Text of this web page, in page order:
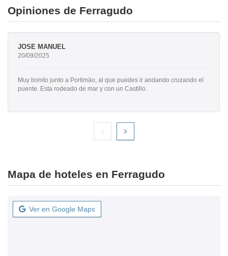
Opiniones de Ferragudo
JOSE MANUEL
20/09/2025
Muy bonito junto a Portimäo, al que puedes ir andando cruzando el
puente. Esta rodeado de mar y con un Castillo.
Mapa de hoteles en Ferragudo
Ver en Google Maps